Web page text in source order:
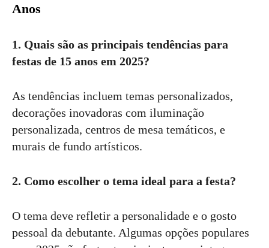
Anos
1. Quais são as principais tendências para
festas de 15 anos em 2025?
As tendências incluem temas personalizados,
decorações inovadoras com iluminação
personalizada, centros de mesa temáticos, e
murais de fundo artísticos.
2. Como escolher o tema ideal para a festa?
O tema deve refletir a personalidade e o gosto
pessoal da debutante. Algumas opções populares